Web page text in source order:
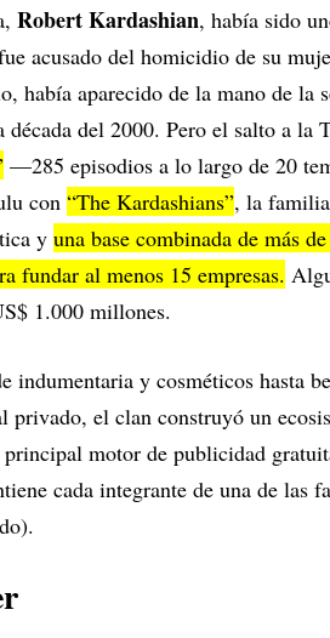
Robert Kardashian, había sido
acusado del homicidio de su
había aparecido de la mano de la
década del 2000. Pero el salto a la
—285 episodios a lo largo de 20
con “The Kardashians”, la
y una base combinada de más de
fundar al menos 15 empresas.
1.000 millones.
indumentaria y cosméticos hasta
privado, el clan construyó un
motor de publicidad
cada integrante de una de las